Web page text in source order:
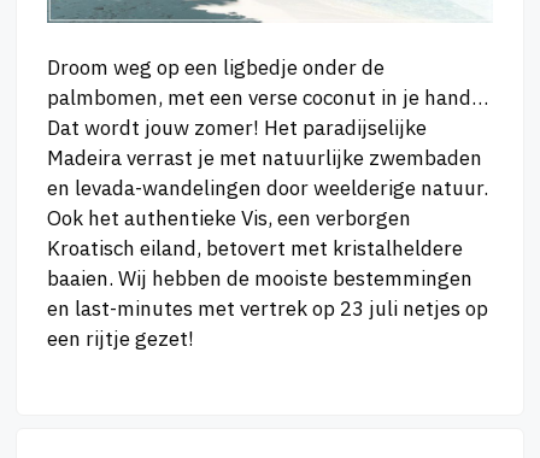
Droom weg op een ligbedje onder de
palmbomen, met een verse coconut in je hand…
Dat wordt jouw zomer! Het paradijselijke
Madeira verrast je met natuurlijke zwembaden
en levada-wandelingen door weelderige natuur.
Ook het authentieke Vis, een verborgen
Kroatisch eiland, betovert met kristalheldere
baaien. Wij hebben de mooiste bestemmingen
en last-minutes met vertrek op 23 juli netjes op
een rijtje gezet!